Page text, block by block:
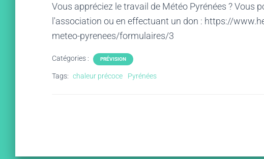
Vous appréciez le travail de Météo Pyrénées ? Vous
l'association ou en effectuant un don : https://
meteo-pyrenees/formulaires/3
Catégories : PRÉVISION
Tags: chaleur précoce Pyrénées